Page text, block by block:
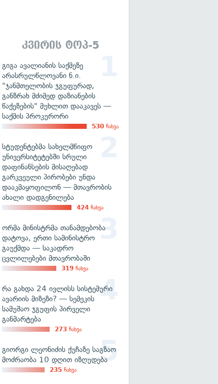
გადახედვაკვირის ტოპ-5
გიგა ავალიანის საქმეზე
არასრულწლოვანი ნ.ი.
"ჯანმთელობის ჯგუფურად,
განზრახ მძიმედ დაზიანების
წაქეზების" მუხლით დააკავეს —
საქმის პროკურორი
530 ნახვა
სტუდენტებმა სახელმწიფო
უნივერსიტეტებში სრული
დაფინანსების მისაღებად
გარკვეული პირობები უნდა
დააკმაყოფილონ — მთავრობის
ახალი დადგენილება
424 ნახვა
ორმა მინისტრმა თანამდებობა
დატოვა, ერთი სამინისტრო
გაუქმდა — საკადრო
ცვლილებები მთავრობაში
319 ნახვა
რა გახდა 24 ივლისს სისტემური
ავარიის მიზეზი? — სემეკის
სამუშაო ჯგუფის პირველი
განმარტება
273 ნახვა
გიორგი ლეონიძის ქუჩაზე საგზაო
მოძრაობა 10 დღით იზღუდება
235 ნახვა